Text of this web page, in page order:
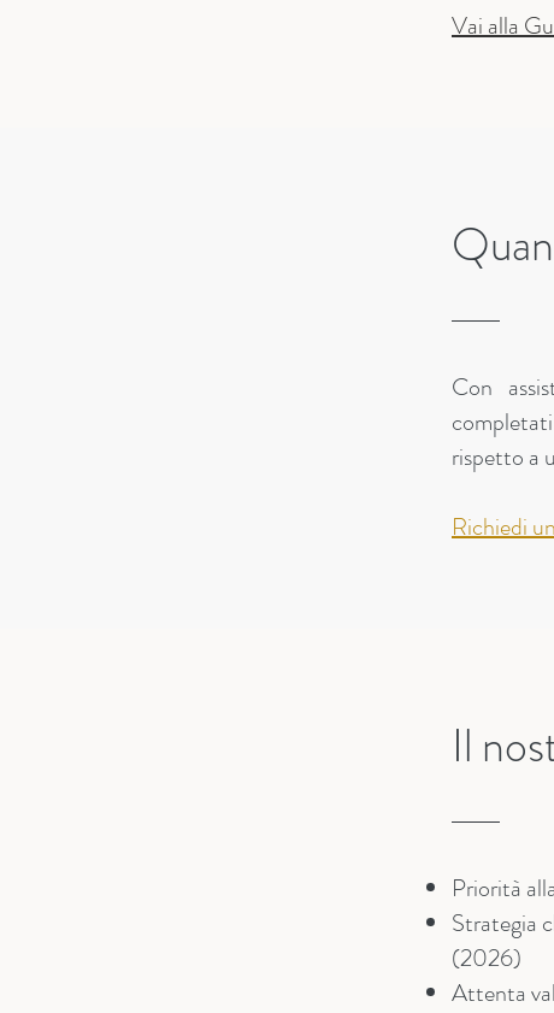
Vai alla
Con
rispetto a
Richiedi
Il
Priorità
Strategia
(2026)
Attenta